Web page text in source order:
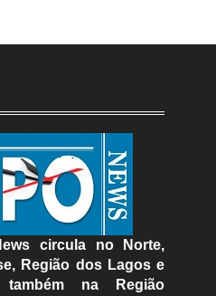
circula no Norte,
Região dos Lagos e
também na Região